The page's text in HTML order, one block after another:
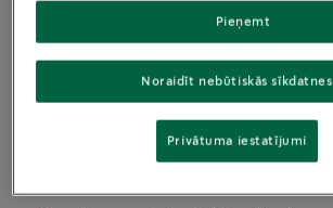
Virtuālā tūre
Noraidīt nebūtiskās sīkdatnes
Pieņemt
Privātuma iestatījumi